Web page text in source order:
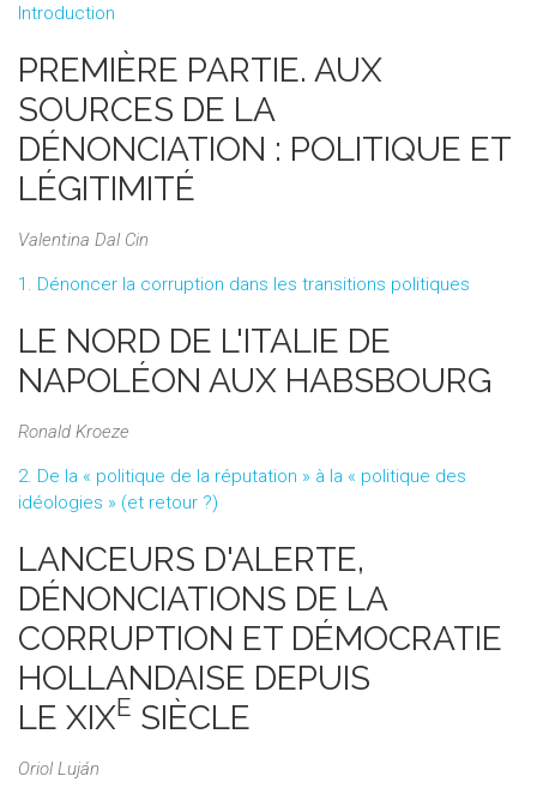
Introduction
PREMIÈRE PARTIE. AUX
SOURCES DE LA
DÉNONCIATION : POLITIQUE ET
LÉGITIMITÉ
Valentina Dal Cin
1. Dénoncer la corruption dans les transitions politiques
LE NORD DE L'ITALIE DE
NAPOLÉON AUX HABSBOURG
Ronald Kroeze
2. De la « politique de la réputation » à la « politique des
idéologies » (et retour ?)
LANCEURS D'ALERTE,
DÉNONCIATIONS DE LA
CORRUPTION ET DÉMOCRATIE
HOLLANDAISE DEPUIS
LE XIXE SIÈCLE
Oriol Luján